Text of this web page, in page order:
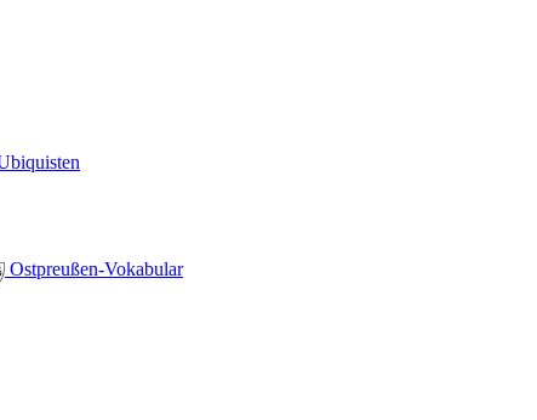
️ Ostpreußen-Vokabular